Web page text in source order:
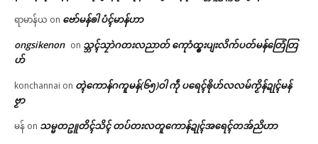
ရာမာန်ယ on ဗော်မန်ၜါ ပံၚ်မာန်ဟာ
ongsikenon on သ္ဘၚ်သၠာဲဂတးလညာတ် ကေုာံထ္ၜးပျးလိက်ပတ်မန်တြေံတြ
ဟ်
konchannai on တ္ၚဲကောန်ဂကူမန်(၆၅)ဝါ ကဵု ပရေၚ်ၜိုဟ်လလမ်ကၟိန်ဍုၚ်မန်
ဗၟာ
မန် on သမ္မတဥူတိၚ်သိၚ် တပ်တးလတူကောန်ဍုၚ်အရေၚ်တအ်ညိဟာ